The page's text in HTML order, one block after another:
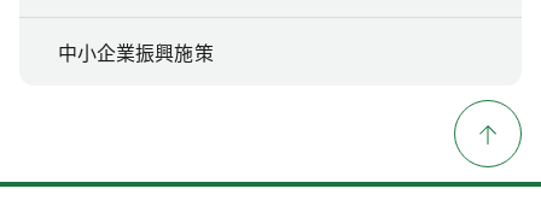
中小企業振興施策